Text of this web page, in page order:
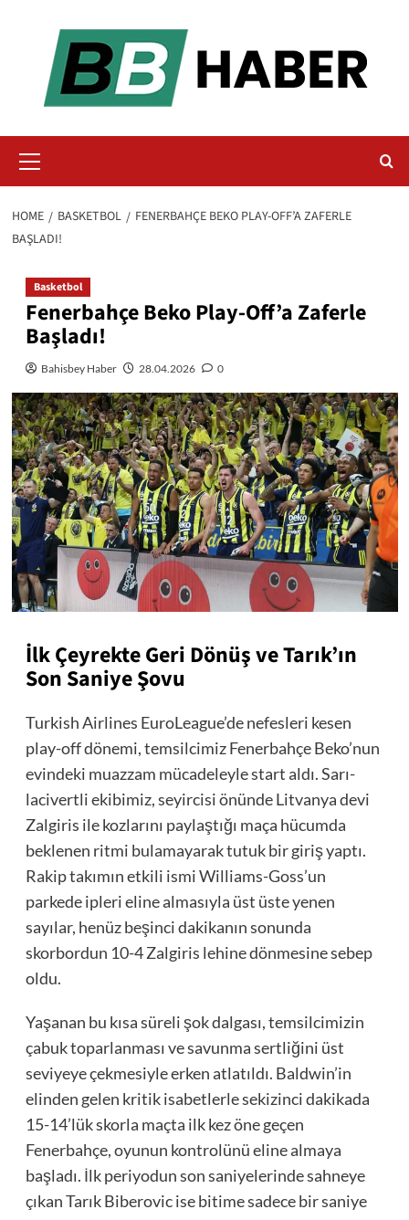
Menu
HOME BASKETBOL
FENERBAHÇE BEKO PLAY-OFF’A ZAFERLE
BAŞLADI!
Basketbol
Fenerbahçe Beko Play-Off’a Zaferle
Başladı!
Bahisbey Haber 28.04.2026 0
İlk Çeyrekte Geri Dönüş ve Tarık’ın
Son Saniye Şovu
Turkish Airlines EuroLeague’de nefesleri kesen
play-off dönemi, temsilcimiz Fenerbahçe Beko’nun
evindeki muazzam mücadeleyle start aldı. Sarı-
lacivertli ekibimiz, seyircisi önünde Litvanya devi
Zalgiris ile kozlarını paylaştığı maça hücumda
beklenen ritmi bulamayarak tutuk bir giriş yaptı.
Rakip takımın etkili ismi Williams-Goss’un
parkede ipleri eline almasıyla üst üste yenen
sayılar, henüz beşinci dakikanın sonunda
skorbordun 10-4 Zalgiris lehine dönmesine sebep
oldu.
Yaşanan bu kısa süreli şok dalgası, temsilcimizin
çabuk toparlanması ve savunma sertliğini üst
seviyeye çekmesiyle erken atlatıldı. Baldwin’in
elinden gelen kritik isabetlerle sekizinci dakikada
15-14’lük skorla maçta ilk kez öne geçen
Fenerbahçe, oyunun kontrolünü eline almaya
başladı. İlk periyodun son saniyelerinde sahneye
çıkan Tarık Biberovic ise bitime sadece bir saniye